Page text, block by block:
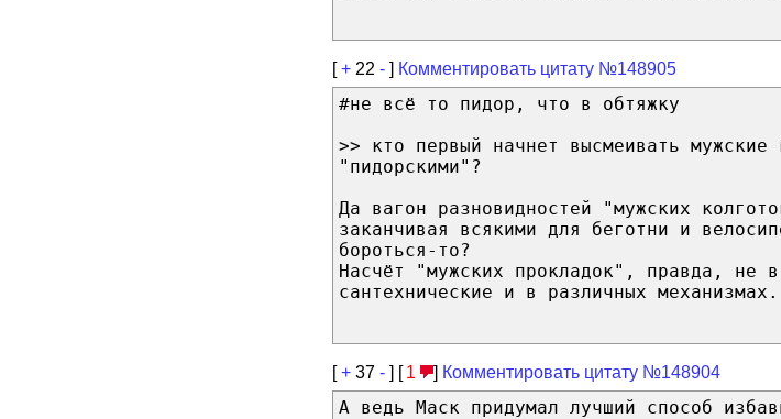
[+ 22 - ] Комментировать цитату №148905
#не всё то пидор, что в обтяжку
>> кто первый начнет высмеивать
"пидорскими"?
Да вагон разновидностей "мужских
заканчивая всякими для беготни и
бороться-то?
Насчёт "мужских прокладок", правда, не
сантехнические и в различных
[+ 37 - ] [ 1 ] Комментировать цитату №148904
А ведь Маск придумал лучший способ